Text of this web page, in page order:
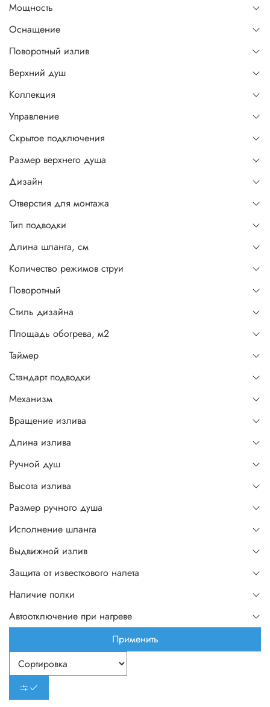
Мощность
Оснащение
Поворотный излив
Верхний душ
Коллекция
Управление
Скрытое подключения
Размер верхнего душа
Дизайн
Отверстия для монтажа
Тип подводки
Длина шланга, см
Количество режимов струи
Поворотный
Стиль дизайна
Площадь обогрева, м2
Таймер
Стандарт подводки
Механизм
Вращение излива
Длина излива
Ручной душ
Высота излива
Размер ручного душа
Исполнение шланга
Выдвижной излив
Защита от известкового налета
Наличие полки
Автоотключение при нагреве
Применить